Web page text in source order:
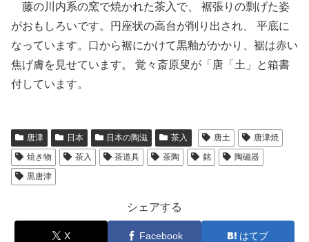
藤の川内系の窯で焼かれた茶入で、 裾張りの剽げた姿
がおもしろいです。円座状の高台が削り出され、 平底に
なっています。口から裾にかけて黒釉がかかり、裾は赤い
焦げ膚を見せています。 覚々斎原叟が「唐「土」と箱書
付しています。
唐津 日本 日本の陶滋 茶入 唐土
唐津焼
焼き物
茶入 茶道具 茶陶 銘
陶磁器
黒唐津
シェアする
X Facebook はてブ